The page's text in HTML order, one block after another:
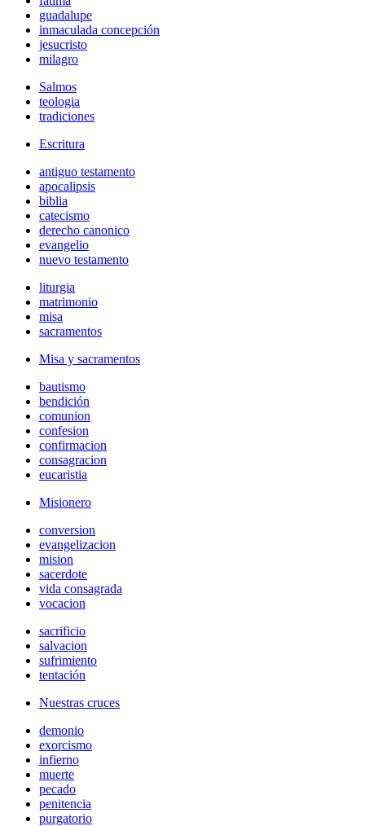
guadalupe
inmaculada concepción
jesucristo
milagro
Salmos
teologia
tradiciones
Escritura
antiguo testamento
apocalipsis
biblia
catecismo
derecho canonico
evangelio
nuevo testamento
liturgia
matrimonio
misa
sacramentos
Misa y sacramentos
bautismo
bendición
comunion
confesion
confirmacion
consagracion
eucaristia
Misionero
conversion
evangelizacion
mision
sacerdote
vida consagrada
vocacion
sacrificio
salvacion
sufrimiento
tentación
Nuestras cruces
demonio
exorcismo
infierno
muerte
pecado
penitencia
purgatorio